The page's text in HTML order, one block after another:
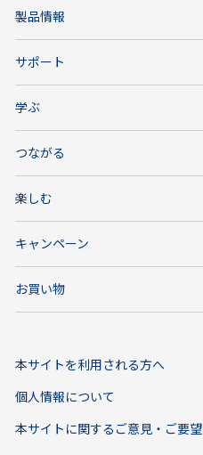
製品情報
サポート
学ぶ
つながる
楽しむ
キャンペーン
お買い物
本サイトを利用される方へ
個人情報について
本サイトに関するご意見・ご要望